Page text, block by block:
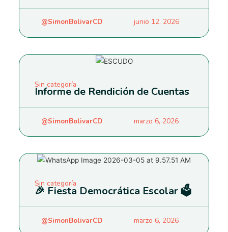
@SimonBolivarCD junio 12, 2026
Sin categoría
Informe de Rendición de Cuentas
@SimonBolivarCD marzo 6, 2026
Sin categoría
🎉 Fiesta Democrática Escolar 🗳️
@SimonBolivarCD marzo 6, 2026